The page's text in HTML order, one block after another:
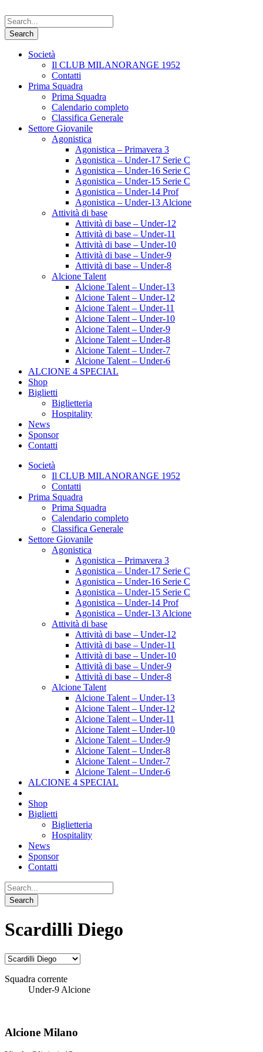
Società
Il CLUB MILANORANGE 1952
Contatti
Prima Squadra
Prima Squadra
Calendario completo
Classifica Generale
Settore Giovanile
Agonistica
Agonistica – Primavera 3
Agonistica – Under-17 Serie C
Agonistica – Under-16 Serie C
Agonistica – Under-15 Serie C
Agonistica – Under-14 Prof
Agonistica – Under-13 Alcione
Attività di base
Attività di base – Under-12
Attività di base – Under-11
Attività di base – Under-10
Attività di base – Under-9
Attività di base – Under-8
Alcione Talent
Alcione Talent – Under-13
Alcione Talent – Under-12
Alcione Talent – Under-11
Alcione Talent – Under-10
Alcione Talent – Under-9
Alcione Talent – Under-8
Alcione Talent – Under-7
Alcione Talent – Under-6
ALCIONE 4 SPECIAL
Shop
Biglietti
Biglietteria
Hospitality
News
Sponsor
Contatti
Società
Il CLUB MILANORANGE 1952
Contatti
Prima Squadra
Prima Squadra
Calendario completo
Classifica Generale
Settore Giovanile
Agonistica
Agonistica – Primavera 3
Agonistica – Under-17 Serie C
Agonistica – Under-16 Serie C
Agonistica – Under-15 Serie C
Agonistica – Under-14 Prof
Agonistica – Under-13 Alcione
Attività di base
Attività di base – Under-12
Attività di base – Under-11
Attività di base – Under-10
Attività di base – Under-9
Attività di base – Under-8
Alcione Talent
Alcione Talent – Under-13
Alcione Talent – Under-12
Alcione Talent – Under-11
Alcione Talent – Under-10
Alcione Talent – Under-9
Alcione Talent – Under-8
Alcione Talent – Under-7
Alcione Talent – Under-6
ALCIONE 4 SPECIAL
Shop
Biglietti
Biglietteria
Hospitality
News
Sponsor
Contatti
Scardilli Diego
Squadra corrente
Under-9 Alcione
Alcione Milano